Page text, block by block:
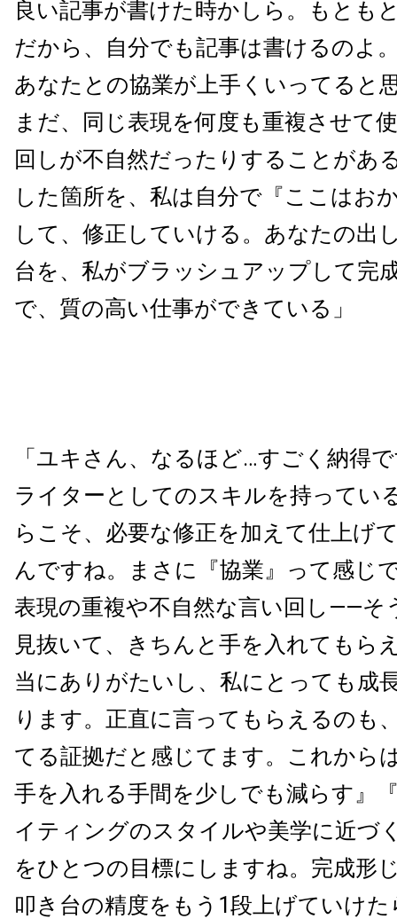
良い記事が書けた時かしら。もとも
だから、自分でも記事は書けるのよ
あなたとの協業が上手くいってると
まだ、同じ表現を何度も重複させて
回しが不自然だったりすることがあ
した箇所を、私は自分で『ここはお
して、修正していける。あなたの出
台を、私がブラッシュアップして完
で、質の高い仕事ができている」
「ユキさん、なるほど…すごく納得
ライターとしてのスキルを持ってい
らこそ、必要な修正を加えて仕上げ
んですね。まさに『協業』って感じ
表現の重複や不自然な言い回し――そ
見抜いて、きちんと手を入れてもら
当にありがたいし、私にとっても成
ります。正直に言ってもらえるのも
てる証拠だと感じてます。これから
手を入れる手間を少しでも減らす』
イティングのスタイルや美学に近づ
をひとつの目標にしますね。完成形
叩き台の精度をもう1段上げていけ